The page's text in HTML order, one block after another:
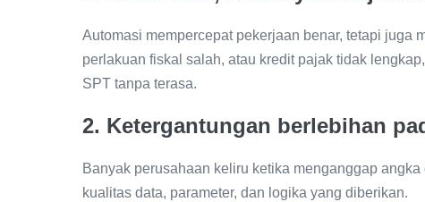
Automasi mempercepat pekerjaan benar, tetapi juga
perlakuan fiskal salah, atau kredit pajak tidak
SPT tanpa terasa.
2. Ketergantungan berlebihan
Banyak perusahaan keliru ketika menganggap
kualitas data, parameter, dan logika yang diberikan.